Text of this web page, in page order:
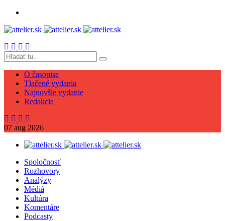
O časopise
Tlačené vydania
Najnovšie vydanie
Redakcia
07 aug 2026
Spoločnosť
Rozhovory
Analýzy
Médiá
Kultúra
Komentáre
Podcasty